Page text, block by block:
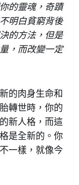
的靈魂，奇蹟
明白貧窮背後
的方法，但是
，而改變一定
的肉身生命和
轉世時，你的
新人格，而這
是全新的。你
一樣，就像今